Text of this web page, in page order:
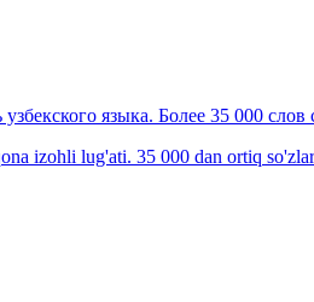
языка. Более 35 000
izohli lug'ati. 35 000 dan ortiq